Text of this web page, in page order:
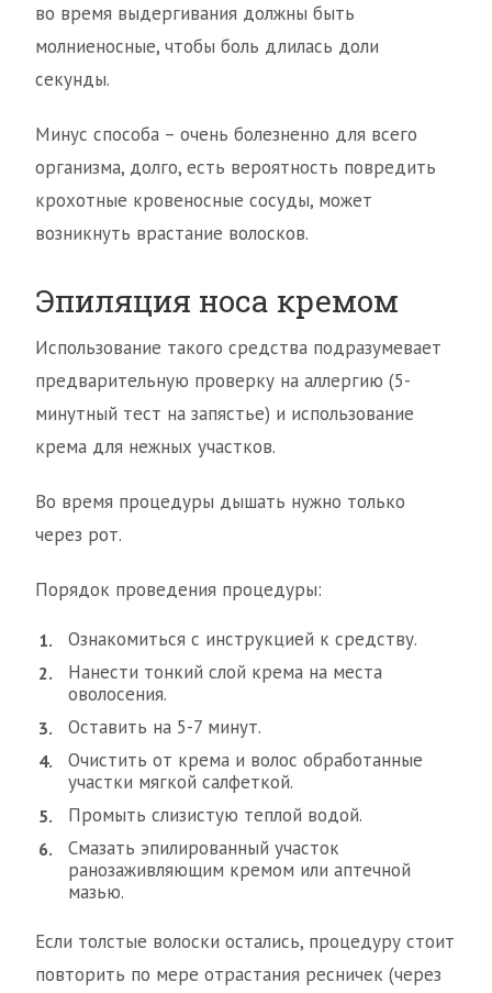
во время выдергивания должны быть
молниеносные, чтобы боль длилась доли
секунды.
Минус способа – очень болезненно для всего
организма, долго, есть вероятность повредить
крохотные кровеносные сосуды, может
возникнуть врастание волосков.
Эпиляция носа кремом
Использование такого средства подразумевает
предварительную проверку на аллергию (5-
минутный тест на запястье) и использование
крема для нежных участков.
Во время процедуры дышать нужно только
через рот.
Порядок проведения процедуры:
Ознакомиться с инструкцией к средству.
Нанести тонкий слой крема на места
оволосения.
Оставить на 5-7 минут.
Очистить от крема и волос обработанные
участки мягкой салфеткой.
Промыть слизистую теплой водой.
Смазать эпилированный участок
ранозаживляющим кремом или аптечной
мазью.
Если толстые волоски остались, процедуру стоит
повторить по мере отрастания ресничек (через